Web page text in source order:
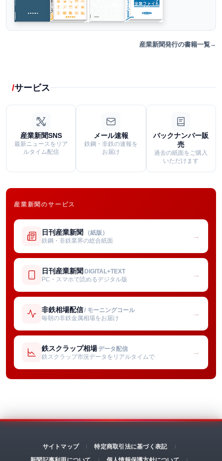
産業新聞発行の書籍一覧
サービス
産業新聞SNS
最新ニュースをリア
ルタイム配信
メール速報
鉄鋼・非鉄の速報を
お届け
バックナンバー販
売
過去の紙面をご購入
いただけます
産業新聞のサービス
日刊産業新聞 （紙版）
鉄鋼・非鉄業界の総合紙面
→
日刊産業新聞 DIGITAL+TEXT
PC・スマホで読めるデジタル版
→
非鉄相場配信/ モーニングコール
毎朝の非鉄金属相場をお届け
→
鉄スクラップ相場 データ配信
鉄スクラップ市況データをリアルタイムで
→
サイトマップ
特定商取引法に基づく表記